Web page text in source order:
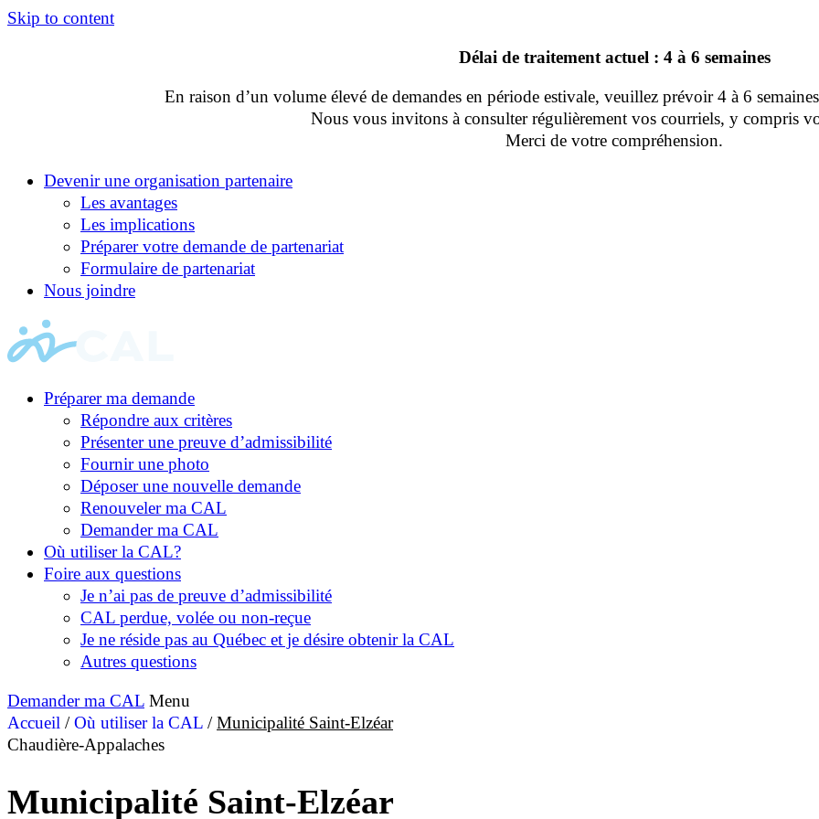
Skip to content
Délai de traitement actuel : 4 à 6 semaines
En raison d’un volume élevé de demandes en période estivale, veuillez prévoir 4 à 6
Nous vous invitons à consulter régulièrement vos courriels, y compris
Merci de votre compréhension.
Devenir une organisation partenaire
Les avantages
Les implications
Préparer votre demande de partenariat
Formulaire de partenariat
Nous joindre
Préparer ma demande
Répondre aux critères
Présenter une preuve d’admissibilité
Fournir une photo
Déposer une nouvelle demande
Renouveler ma CAL
Demander ma CAL
Où utiliser la CAL?
Foire aux questions
Je n’ai pas de preuve d’admissibilité
CAL perdue, volée ou non-reçue
Je ne réside pas au Québec et je désire obtenir la CAL
Autres questions
Demander ma CAL Menu
Accueil /Où utiliser la CAL /Municipalité Saint-Elzéar
Chaudière-Appalaches
Municipalité Saint-Elzéar